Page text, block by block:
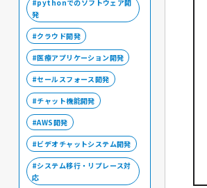
pythonでのソフトウェア開
発
クラウド開発
医療アプリケーション開発
セールスフォース開発
チャット機能開発
AWS開発
ビデオチャットシステム開発
システム移行・リプレース対
応